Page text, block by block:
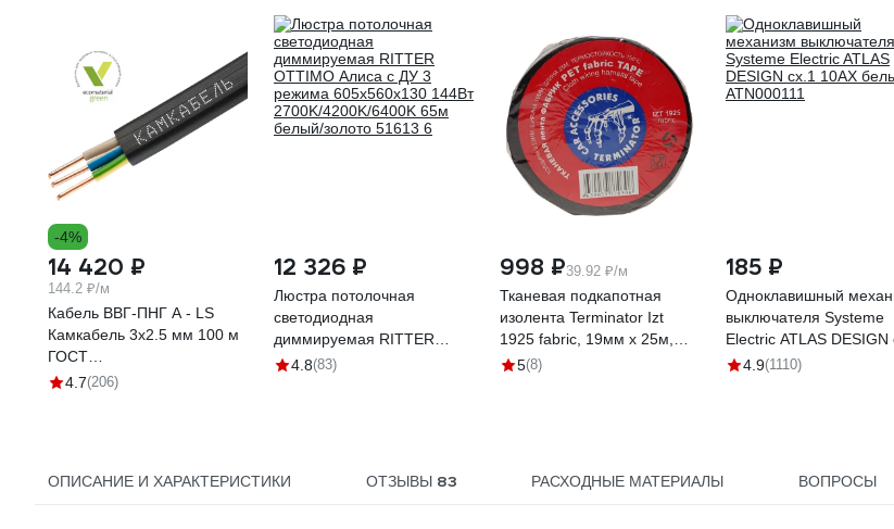
-4%
14 420 ₽
144.2 ₽/м
Кабель ВВГ-ПНГ А - LS
Камкабель 3x2.5 мм 100 м
ГОСТ
1157К30HG00070А0100М
4.7(206)
12 326 ₽
Люстра потолочная
светодиодная
диммируемая RITTER
OTTIMO Алиса с ДУ 3
4.8(83)
998 ₽39.92 ₽/м
Тканевая подкапотная
изолента Terminator Izt
1925 fabric, 19мм х 25м,
толщина 0,25мм 2000832
5(8)
185 ₽
Одноклавишный
выключателя Systeme
Electric ATLAS DESIGN
10АХ белый ATN000111
4.9(1110)
ОПИСАНИЕ И ХАРАКТЕРИСТИКИ ОТЗЫВЫ 83 РАСХОДНЫЕ МАТЕРИАЛЫ ВОПРОСЫ